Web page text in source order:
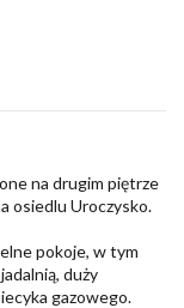
na drugim piętrze
osiedlu Uroczysko.
pokoje, w tym
duży
gazowego.